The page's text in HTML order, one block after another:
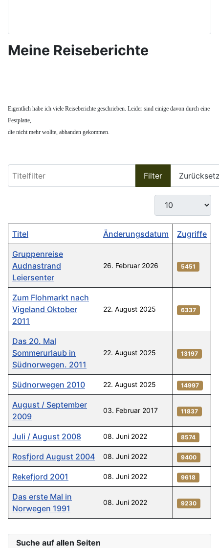
Meine Reiseberichte
Eigentlich habe ich viele Reiseberichte geschrieben. Leider sind einige davon durch eine
Festplatte,
die nicht mehr wollte, abhanden gekommen.
Filter
Anzeige #
Titel Änderungsdatum Zugriffe
Gruppenreise
Audnastrand
Leiersenter
26. Februar 2026 5451
Zum Flohmarkt nach
Vigeland Oktober
2011
22. August 2025 6337
Das 20. Mal
Sommerurlaub in
Südnorwegen. 2011
22. August 2025 13197
Südnorwegen 2010 22. August 2025 14997
August / September
2009
03. Februar 2017 11837
Juli / August 2008 08. Juni 2022 8574
Rosfjord August 2004 08. Juni 2022 9400
Rekefjord 2001 08. Juni 2022 9618
Das erste Mal in
Norwegen 1991
08. Juni 2022 9230
Suche auf allen Seiten